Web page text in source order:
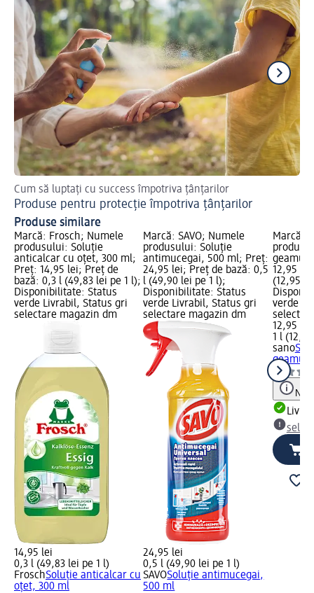
Cum să luptați cu success împotriva țânțarilor
Produse pentru protecție împotriva țânțarilor
Produse similare
Marcă: Frosch; Numele
produsului: Soluție
anticalcar cu oțet, 300 ml;
Preț: 14,95 lei; Preț de
bază: 0,3 l (49,83 lei pe 1 l);
Disponibilitate: Status
verde Livrabil, Status gri
selectare magazin dm
14,95 lei
0,3 l (49,83 lei pe 1 l)
FroschSoluție anticalcar cu
oțet, 300 ml
Marcă: SAVO; Numele
produsului: Soluție
antimucegai, 500 ml; Preț:
24,95 lei; Preț de bază: 0,5
l (49,90 lei pe 1 l);
Disponibilitate: Status
verde Livrabil, Status gri
selectare magazin dm
24,95 lei
0,5 l (49,90 lei pe 1 l)
SAVOSoluție antimucegai,
500 ml
Marcă:
geamuri
12,95
(12,95
verde
12,95 lei
1 l
sano
geamuri
Notă